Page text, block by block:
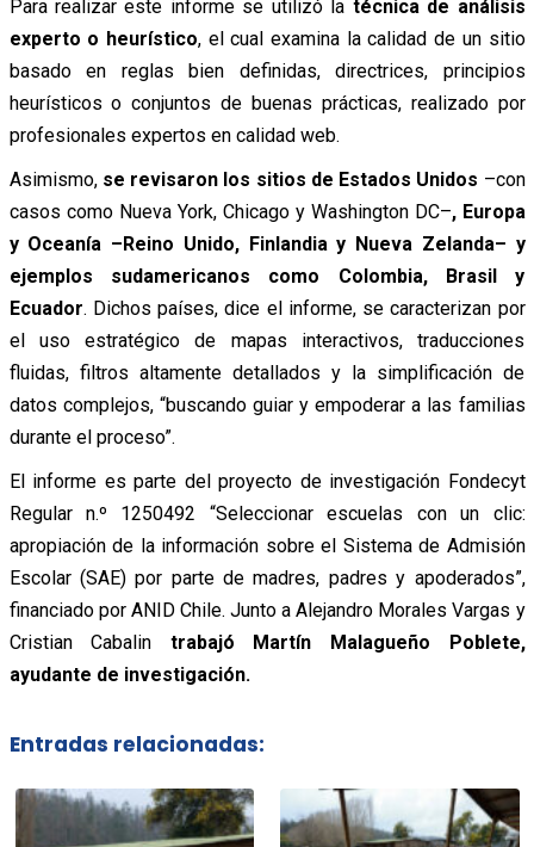
Para realizar este informe se utilizó la técnica de análisis
experto o heurístico, el cual examina la calidad de un sitio
basado en reglas bien definidas, directrices, principios
heurísticos o conjuntos de buenas prácticas, realizado por
profesionales expertos en calidad web.
Asimismo, se revisaron los sitios de Estados Unidos –con
casos como Nueva York, Chicago y Washington DC–, Europa
y Oceanía –Reino Unido, Finlandia y Nueva Zelanda– y
ejemplos sudamericanos como Colombia, Brasil y
Ecuador. Dichos países, dice el informe, se caracterizan por
el uso estratégico de mapas interactivos, traducciones
fluidas, filtros altamente detallados y la simplificación de
datos complejos, “buscando guiar y empoderar a las familias
durante el proceso”.
El informe es parte del proyecto de investigación Fondecyt
Regular n.º 1250492 “Seleccionar escuelas con un clic:
apropiación de la información sobre el Sistema de Admisión
Escolar (SAE) por parte de madres, padres y apoderados”,
financiado por ANID Chile. Junto a Alejandro Morales Vargas y
Cristian Cabalin trabajó Martín Malagueño Poblete,
ayudante de investigación.
Entradas relacionadas: